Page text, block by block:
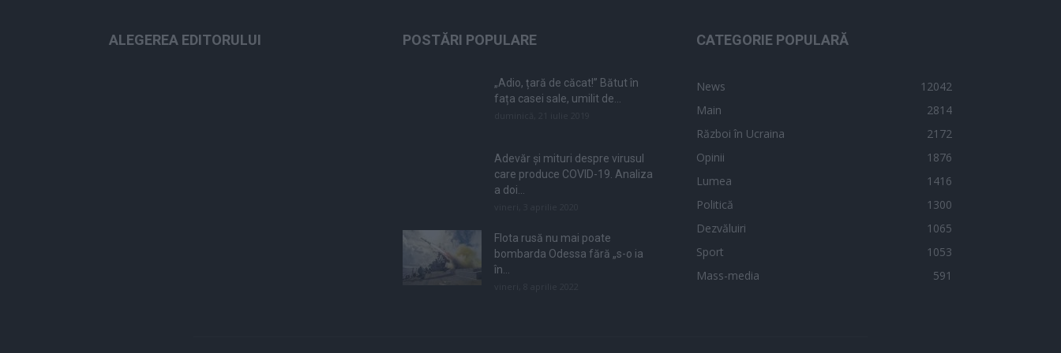
ALEGEREA EDITORULUI POSTĂRI POPULARE
„Adio, țară de căcat!” Bătut în
fața casei sale, umilit de...
Adevăr și mituri despre virusul
care produce COVID-19. Analiza
a doi...
Flota rusă nu mai poate
bombarda Odessa fără „s-o ia
în...
CATEGORIE POPULARĂ
News
12042
Main
2814
Război în Ucraina
2172
Opinii
1876
Lumea
1416
Politică
1300
Dezvăluiri
1065
Sport
1053
Mass-media
591